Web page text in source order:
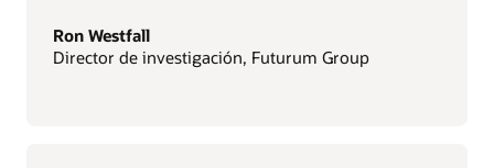
Ron Westfall
Director de investigación, Futurum Group